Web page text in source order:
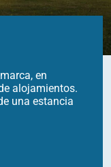
en
alojamientos.
una estancia